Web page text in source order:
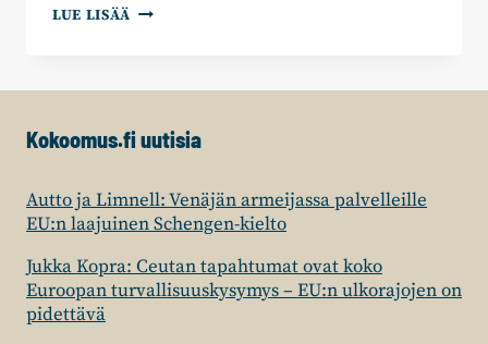
LUE LISÄÄ JOUKO
Kokoomus.fi uutisia
Autto ja Limnell: Venäjän armeijassa palvelleille
EU:n laajuinen Schengen-kielto
Jukka Kopra: Ceutan tapahtumat ovat koko
Euroopan turvallisuuskysymys – EU:n ulkorajojen on
pidettävä